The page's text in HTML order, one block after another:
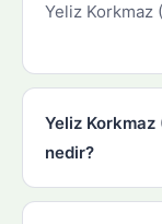
Yeliz Korkmaz
Yeliz
nedir?